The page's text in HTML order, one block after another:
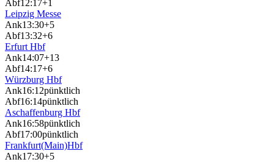
Abf12:17+1
Leipzig Messe
Ank13:30+5
Abf13:32+6
Erfurt Hbf
Ank14:07+13
Abf14:17+6
Würzburg Hbf
Ank16:12pünktlich
Abf16:14pünktlich
Aschaffenburg Hbf
Ank16:58pünktlich
Abf17:00pünktlich
Frankfurt(Main)Hbf
Ank17:30+5